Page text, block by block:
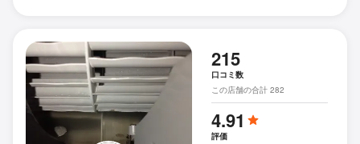
215
口コミ数
この店舗の合計 282
4.91
評価